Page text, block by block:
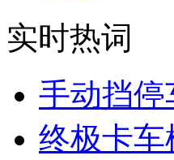
实时热词
手动挡停
终极卡